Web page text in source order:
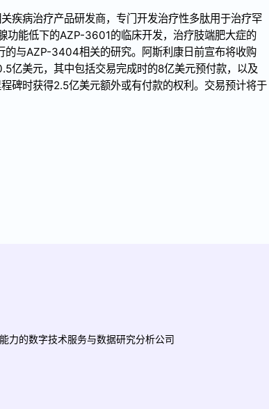
疾病治疗产品研发商，专门开发治疗性多肽用于治疗罕
功能低下的AZP-3601的临床开发，治疗肢端肥大症的
与AZP-3404相关的研究。阿斯利康日前宣布将收购
亿美元，其中包括交易完成时的8亿美元预付款，以及
碑时获得2.5亿美元额外或有付款的权利。交易预计将于
力的数字技术服务与数据研究分析公司